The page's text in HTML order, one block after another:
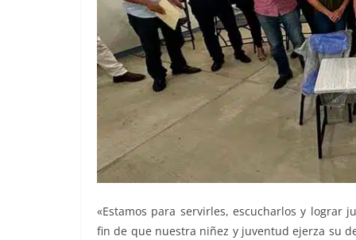
«Estamos para servirles, escucharlos y lograr
fin de que nuestra niñez y juventud ejerza su